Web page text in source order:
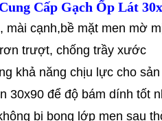
Cấp Gạch Ốp Lát
mài cạnh,bề mặt men mờ
trượt, chống trầy xước
khả năng chịu lực cho
30x90 để độ bám dính tốt
bị bong lớp men sau